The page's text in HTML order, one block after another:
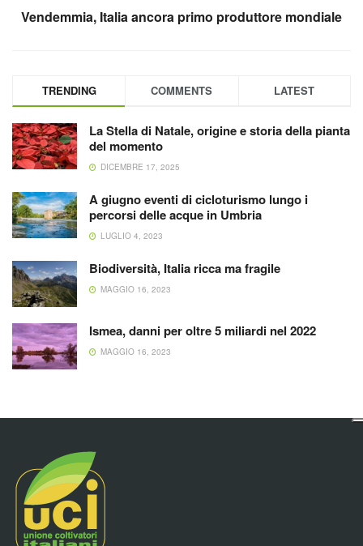
Vendemmia, Italia ancora primo produttore mondiale
TRENDING COMMENTS LATEST
La Stella di Natale, origine e storia della pianta
del momento
DICEMBRE 17, 2025
A giugno eventi di cicloturismo lungo i
percorsi delle acque in Umbria
LUGLIO 4, 2023
Biodiversità, Italia ricca ma fragile
MAGGIO 16, 2023
Ismea, danni per oltre 5 miliardi nel 2022
MAGGIO 16, 2023